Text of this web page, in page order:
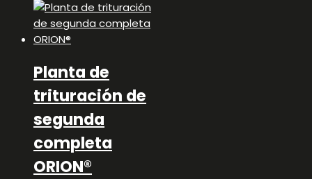
Planta de
trituración de
segunda
completa
ORION®